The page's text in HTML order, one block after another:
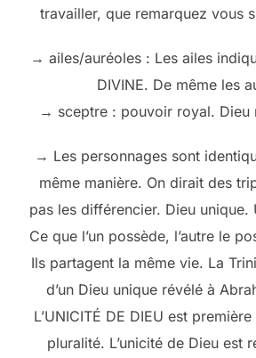
travailler, que remarquez vous
→ ailes/auréoles : Les ailes
DIVINE. De même les
→ sceptre : pouvoir royal. Dieu
→ Les personnages sont
même manière. On dirait des
pas les différencier. Dieu unique.
Ce que l’un possède, l’autre le
Ils partagent la même vie. La
d’un Dieu unique révélé à
L’UNICITÉ DE DIEU est
pluralité. L’unicité de Dieu est